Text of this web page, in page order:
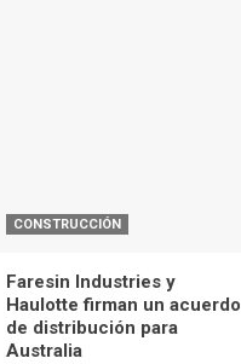
CONSTRUCCIÓN
Faresin Industries y
Haulotte firman un acuerdo
de distribución para
Australia